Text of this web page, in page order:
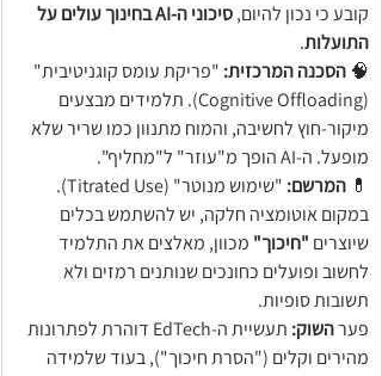
קובע כי נכון להיום,
סיכוני ה-AI בחינוך עולים על
התועלות.
🧠 הסכנה המרכזית: "פריקת עומס קוגניטיבית"
(Cognitive Offloading). תלמידים מבצעים
מיקור-חוץ לחשיבה, והמוח מתנוון כמו שריר שלא
מופעל. ה-AI הופך מ"עוזר" ל"מחליף".
💊 המרשם:
"שימוש מנוטר" (Titrated Use).
במקום אוטומציה חלקה, יש להשתמש בכלים
שיוצרים "חיכוך" מכוון, מאלצים את התלמיד
לחשוב ופועלים כחונכים שנותנים רמזים ולא
תשובות סופיות.
פער השוק:
תעשיית ה-EdTech דוהרת לפתרונות
מהירים וקלים ("הסרת חיכוך"), בעוד שלמידה